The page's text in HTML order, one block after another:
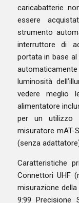
caricabatterie
essere
strumento
interruttore di
portata in base
luminosità
vedere meglio
alimentatore
per un utilizzo
misuratore mAT-
(senza
Caratteristiche
Connettori UHF
misurazione
9:99 Precisione